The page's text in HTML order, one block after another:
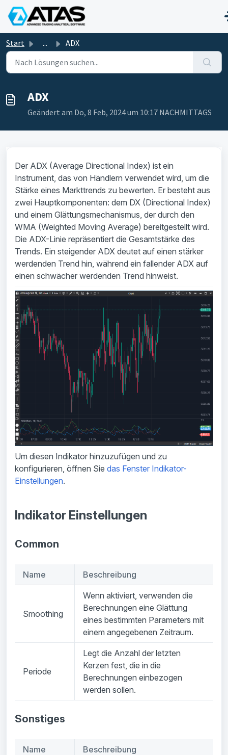
Zum hauptsächlichen Inhalt gehen
Start ... ADX
ADX
Geändert am Do, 8 Feb, 2024 um 10:17 NACHMITTAGS
Der ADX (Average Directional Index) ist ein
Instrument, das von Händlern verwendet wird, um die
Stärke eines Markttrends zu bewerten. Er besteht aus
zwei Hauptkomponenten: dem DX (Directional Index)
und einem Glättungsmechanismus, der durch den
WMA (Weighted Moving Average) bereitgestellt wird.
Die ADX-Linie repräsentiert die Gesamtstärke des
Trends. Ein steigender ADX deutet auf einen stärker
werdenden Trend hin, während ein fallender ADX auf
einen schwächer werdenden Trend hinweist.
Um diesen Indikator hinzuzufügen und zu
konfigurieren, öffnen Sie das Fenster Indikator-
Einstellungen.
Indikator Einstellungen
Common
Name Beschreibung
Smoothing
Wenn aktiviert, verwenden die
Berechnungen eine Glättung
eines bestimmten Parameters mit
einem angegebenen Zeitraum.
Periode
Legt die Anzahl der letzten
Kerzen fest, die in die
Berechnungen einbezogen
werden sollen.
Sonstiges
Name Beschreibung